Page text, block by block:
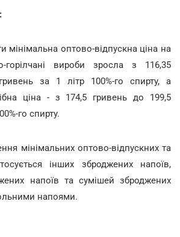
мінімальна оптово-відпускна ціна на
горілчані вироби зросла з 116,35
за 1 літр 100%-го спирту, а
ціна - з 174,5 гривень до 199,5
го спирту.
мінімальних оптово-відпускних та
інших зброджених напоїв,
напоїв та сумішей зброджених
напоями.